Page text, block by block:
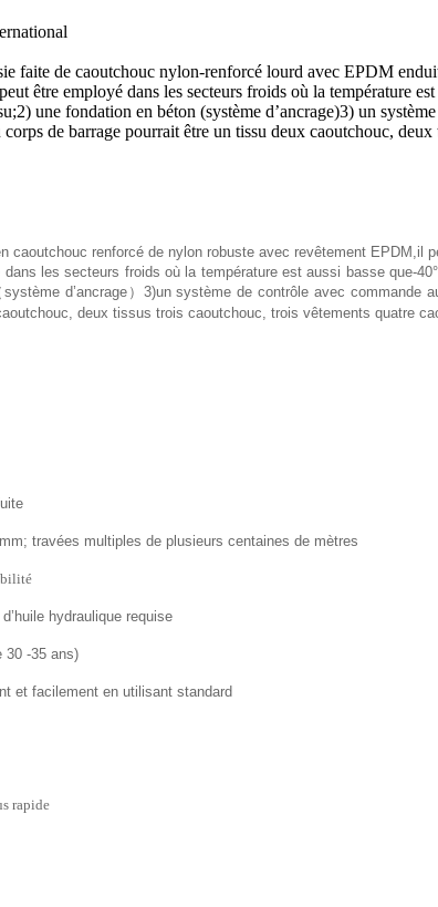
faite de caoutchouc nylon-renforcé lourd avec EPDM
être employé dans les secteurs froids où la température
une fondation en béton (système d’ancrage)3) un
de barrage pourrait être un tissu deux caoutchouc,
caoutchouc renforcé de nylon robuste avec revêtement EPDM, il
les secteurs froids où la température est aussi basse que-
système d’ancrage） 3)un système de contrôle avec commande
deux tissus trois caoutchouc, trois vêtements quatre
travées multiples de plusieurs centaines de mètres
hydraulique requise
30 -35 ans)
et facilement en utilisant standard
rapide